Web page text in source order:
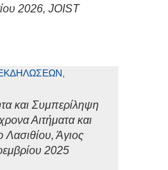
2026, JOIST
και Συμπερίληψη
Αιτήματα και
Λασιθίου, Άγιος
2025